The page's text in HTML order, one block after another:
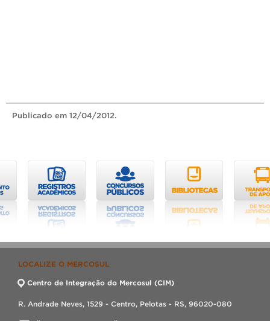
Publicado em 12/04/2012.
LOCALIZE O MERCOSUL
Centro de Integração do Mercosul (CIM)
R. Andrade Neves, 1529 - Centro, Pelotas - RS, 96020-080